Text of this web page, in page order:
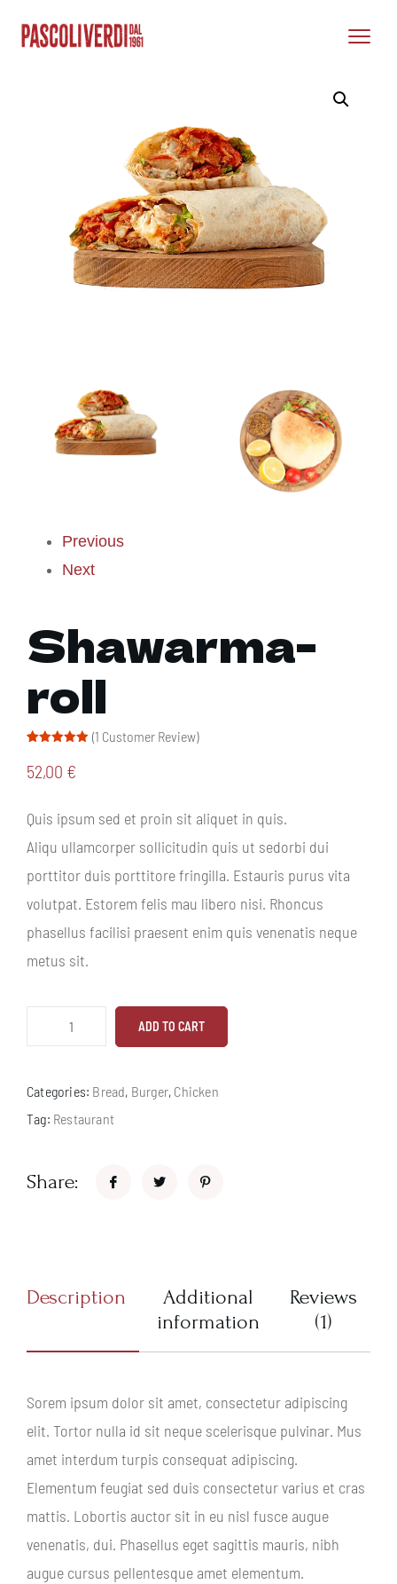
Previous
Next
Shawarma-
roll
out of 5
based on
(1 Customer Review)
52,00 €
Quis ipsum sed et proin sit aliquet in quis.
Aliqu ullamcorper sollicitudin quis ut sedorbi dui
porttitor duis porttitore fringilla. Estauris purus vita
volutpat. Estorem felis mau libero nisi. Rhoncus
phasellus facilisi praesent enim quis venenatis neque
metus sit.
ADD TO CART
Categories: Bread, Burger, Chicken
Tag: Restaurant
Share:
Description
Additional
information
Reviews
(1)
Sorem ipsum dolor sit amet, consectetur adipiscing
elit. Tortor nulla id sit neque scelerisque pulvinar. Mus
amet interdum turpis consequat adipiscing.
Elementum feugiat sed duis consectetur varius et cras
mattis. Lobortis auctor sit in eu nisl fusce augue
venenatis, dui. Phasellus eget sagittis mauris, nibh
augue cursus pellentesque amet elementum.